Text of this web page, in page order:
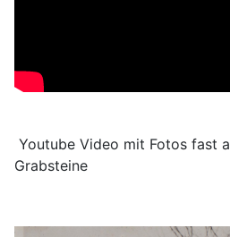
Youtube Video mit Fotos fast
Grabsteine